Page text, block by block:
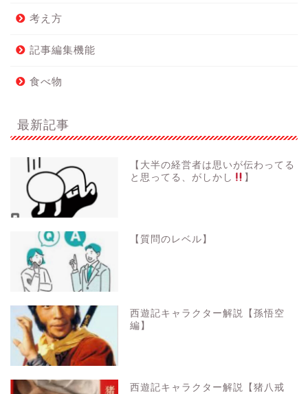
考え方
記事編集機能
食べ物
最新記事
【大半の経営者は思いが伝わってる
と思ってる、がしかし
】
【質問のレベル】
西遊記キャラクター解説【孫悟空
編】
西遊記キャラクター解説【猪八戒